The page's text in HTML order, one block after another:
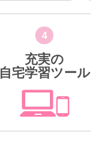
4
充実の
自宅学習ツール